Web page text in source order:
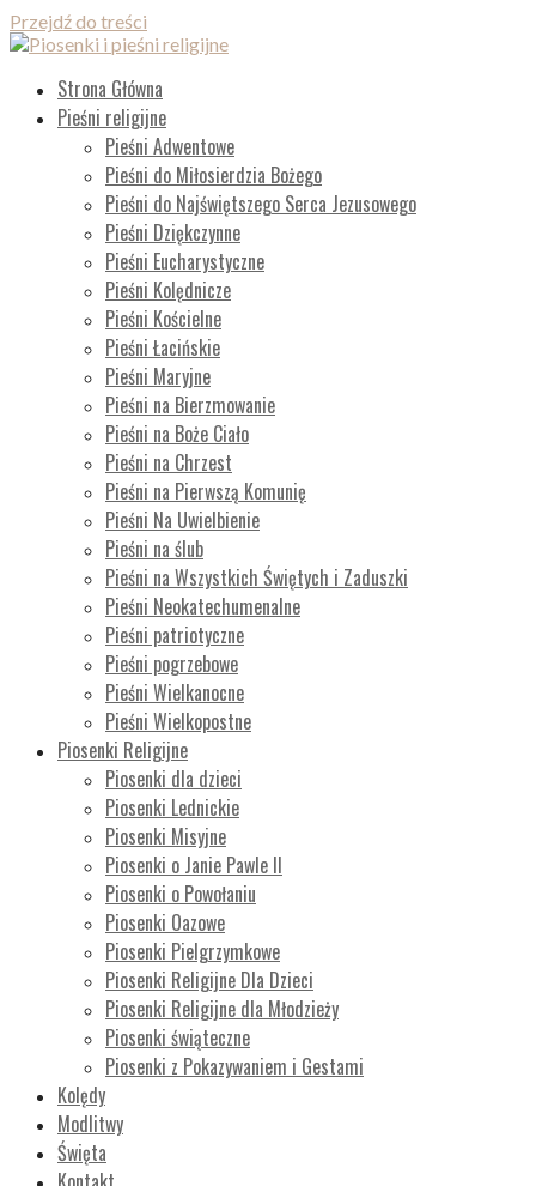
Przejdź do treści
Strona Główna
Pieśni religijne
Pieśni Adwentowe
Pieśni do Miłosierdzia Bożego
Pieśni do Najświętszego Serca Jezusowego
Pieśni Dziękczynne
Pieśni Eucharystyczne
Pieśni Kolędnicze
Pieśni Kościelne
Pieśni Łacińskie
Pieśni Maryjne
Pieśni na Bierzmowanie
Pieśni na Boże Ciało
Pieśni na Chrzest
Pieśni na Pierwszą Komunię
Pieśni Na Uwielbienie
Pieśni na ślub
Pieśni na Wszystkich Świętych i Zaduszki
Pieśni Neokatechumenalne
Pieśni patriotyczne
Pieśni pogrzebowe
Pieśni Wielkanocne
Pieśni Wielkopostne
Piosenki Religijne
Piosenki dla dzieci
Piosenki Lednickie
Piosenki Misyjne
Piosenki o Janie Pawle II
Piosenki o Powołaniu
Piosenki Oazowe
Piosenki Pielgrzymkowe
Piosenki Religijne Dla Dzieci
Piosenki Religijne dla Młodzieży
Piosenki świąteczne
Piosenki z Pokazywaniem i Gestami
Kolędy
Modlitwy
Święta